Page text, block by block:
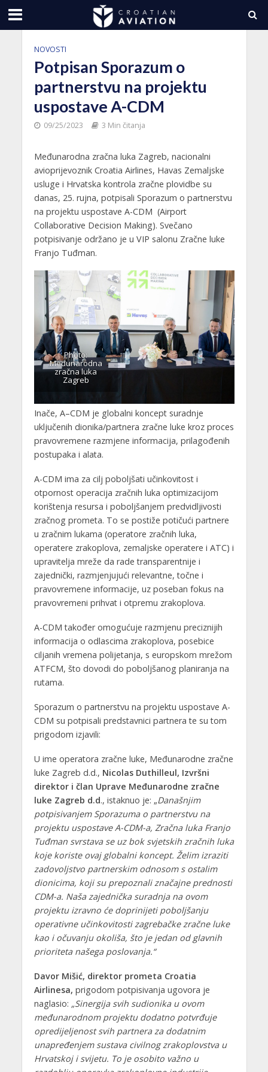
NOVOSTI
Potpisan Sporazum o
partnerstvu na projektu
uspostave A-CDM
09/25/2023 3 Min čitanja
Međunarodna zračna luka Zagreb, nacionalni
avioprijevoznik Croatia Airlines, Havas Zemaljske
usluge i Hrvatska kontrola zračne plovidbe su
danas, 25. rujna, potpisali Sporazum o partnerstvu
na projektu uspostave A-CDM (Airport
Collaborative Decision Making). Svečano
potpisivanje održano je u VIP salonu Zračne luke
Franjo Tuđman.
Photo:
Međunarodna
zračna luka
Zagreb
Inače, A–CDM je globalni koncept suradnje
uključenih dionika/partnera zračne luke kroz proces
pravovremene razmjene informacija, prilagođenih
postupaka i alata.
A-CDM ima za cilj poboljšati učinkovitost i
otpornost operacija zračnih luka optimizacijom
korištenja resursa i poboljšanjem predvidljivosti
zračnog prometa. To se postiže potičući partnere
u zračnim lukama (operatore zračnih luka,
operatere zrakoplova, zemaljske operatere i ATC) i
upravitelja mreže da rade transparentnije i
zajednički, razmjenjujući relevantne, točne i
pravovremene informacije, uz poseban fokus na
pravovremeni prihvat i otpremu zrakoplova.
A-CDM također omogućuje razmjenu preciznijih
informacija o odlascima zrakoplova, posebice
ciljanih vremena polijetanja, s europskom mrežom
ATFCM, što dovodi do poboljšanog planiranja na
rutama.
Sporazum o partnerstvu na projektu uspostave A-
CDM su potpisali predstavnici partnera te su tom
prigodom izjavili:
U ime operatora zračne luke, Međunarodne zračne
luke Zagreb d.d., Nicolas Duthilleul, Izvršni
direktor i član Uprave Međunarodne zračne
luke Zagreb d.d., istaknuo je: „Današnjim
potpisivanjem Sporazuma o partnerstvu na
projektu uspostave A-CDM-a, Zračna luka Franjo
Tuđman svrstava se uz bok svjetskih zračnih luka
koje koriste ovaj globalni koncept. Želim izraziti
zadovoljstvo partnerskim odnosom s ostalim
dionicima, koji su prepoznali značajne prednosti
CDM-a. Naša zajednička suradnja na ovom
projektu izravno će doprinijeti poboljšanju
operativne učinkovitosti zagrebačke zračne luke
kao i očuvanju okoliša, što je jedan od glavnih
prioriteta našega poslovanja.“
Davor Mišić, direktor prometa Croatia
Airlinesa, prigodom potpisivanja ugovora je
naglasio: „Sinergija svih sudionika u ovom
međunarodnom projektu dodatno potvrđuje
opredijeljenost svih partnera za dodatnim
unapređenjem sustava civilnog zrakoplovstva u
Hrvatskoj i svijetu. To je osobito važno u